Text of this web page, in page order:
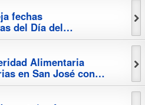
fechas
del Día del
de la Madres con
Alimentaria
en San José con
de pollo